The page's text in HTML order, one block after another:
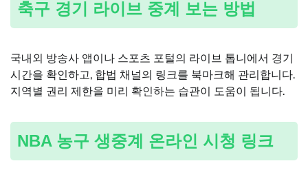
축구 경기 라이브 중계 보는 방법
국내외 방송사 앱이나 스포츠 포털의 라이브 톱니에서 경기
시간을 확인하고, 합법 채널의 링크를 북마크해 관리합니다.
지역별 권리 제한을 미리 확인하는 습관이 도움이 됩니다.
NBA 농구 생중계 온라인 시청 링크